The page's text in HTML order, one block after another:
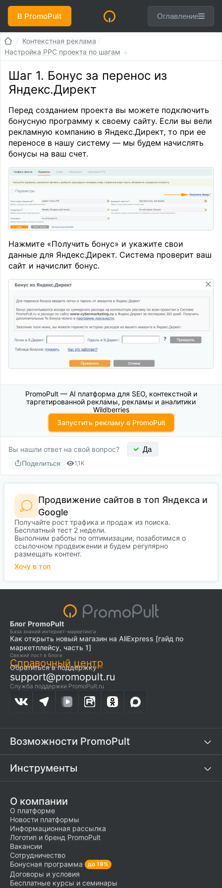
В PromoPult Оглавление
Контекстная реклама
Настройка PPC проекта по шагам
Шаг 1. Бонус за перенос из
Яндекс.Директ
Перед созданием проекта вы можете подключить
бонусную программу к своему сайту. Если вы вели
рекламную компанию в Яндекс.Директ, то при ее
переносе в нашу систему — мы будем начислять
бонусы на ваш счет.
Нажмите «Получить бонус» и укажите свои
данные для Яндекс.Директ. Система проверит ваш
сайт и начислит бонус.
PromoPult — AI платформа для SEO, контекстной и
таргетированной рекламы, рекламы и аналитики
Wildberries
Запустить рекламу в PromoPult
Вы нашли ответ на свой вопрос? Да
Поделиться 1,1К
Продвижение сайтов в топ Яндекса и
Google
Получайте рост трафика и продаж из поиска.
Бесплатный тест 2 недели.
Выполним работы по оптимизации, позаботимся о
ссылочном продвижении и будем регулярно
размещать контент.
Хочу в топ
Блог PromoPult
База знаний интернет-маркетинга
Как открыть новый магазин на AliExpress [гайд по
маркетплейсу, часть 1]
Свежий пост в блоге
Справочный центр
Обратиться в поддержку
support@promopult.ru
Служба поддержки PromoPult.ru
Возможности PromoPult
Инструменты
О компании
О платформе
Новости платформы
Информационная рассылка
Логотип и бренд PromoPult
Вакансии
Сотрудничество
Бонусная программа
до 19%
Договоры и условия
Бесплатные курсы и семинары